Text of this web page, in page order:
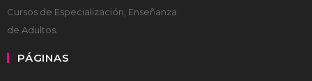
Cursos de Especialización, Enseñanza
de Adultos.
PÁGINAS